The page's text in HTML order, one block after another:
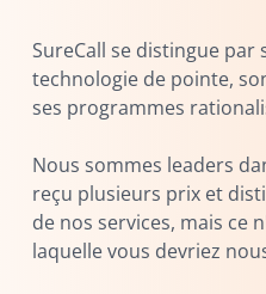
SureCall se distingue par
technologie de pointe,
ses programmes
Nous sommes leaders
reçu plusieurs prix et
de nos services, mais ce
laquelle vous devriez